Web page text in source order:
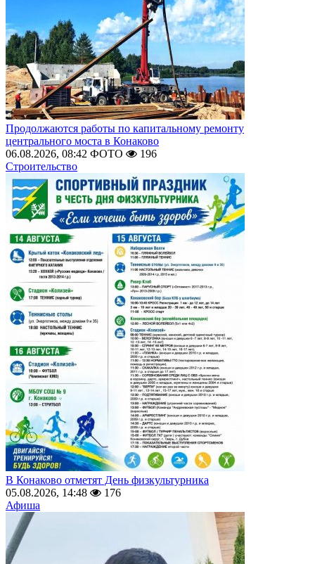
Продолжаются работы по капитальному ремонту
центрального моста в Конаково
06.08.2026, 08:42 ФОТО
196
Строительство
В Конаково отметят День физкультурника
05.08.2026, 14:48
176
Афиша